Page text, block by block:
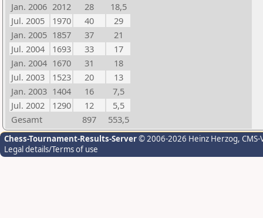
Jan. 2006 2012 28
18,5
Jul. 2005
1970 40
29
Jan. 2005 1857 37
21
Jul. 2004
1693 33
17
Jan. 2004 1670 31
18
Jul. 2003
1523 20
13
Jan. 2003 1404 16
7,5
Jul. 2002
1290 12
5,5
Gesamt
897 553,5
Chess-Tournament-Results-Server© 2006-2026 Heinz Herzog,
Legal details/Terms of use